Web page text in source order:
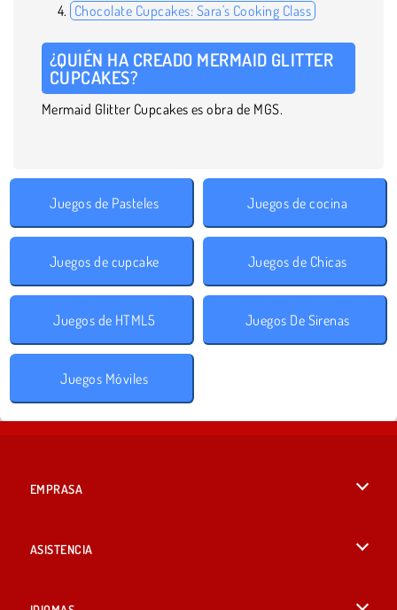
Chocolate Cupcakes: Sara's Cooking Class
¿QUIÉN HA CREADO MERMAID GLITTER
CUPCAKES?
Mermaid Glitter Cupcakes es obra de MGS.
Juegos de Pasteles Juegos de cocina
Juegos de cupcake Juegos de Chicas
Juegos de HTML5 Juegos De Sirenas
Juegos Móviles
EMPRASA
ASISTENCIA